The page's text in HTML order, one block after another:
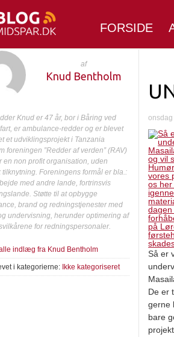
FORSIDE
af
Knud Bentholm
Knud er 47 år, bor i Båring ved
er ambulance-redder og er blevet
et udviklingsprojekt i Tanzania
foreningen ”Redder af verden” (RAV)
en non profit organisation, uden
tilknytning. Foreningens formål er bla.:
med andre lande, fortrinsvis
Støtte til at opbygge
brand og redningstjenester med
undervisning, herunder optimering af
for redningspersonaler.
indlæg fra Knud Bentholm
i kategorierne: Ikke kategoriseret
Så er
De er
gerne
bare